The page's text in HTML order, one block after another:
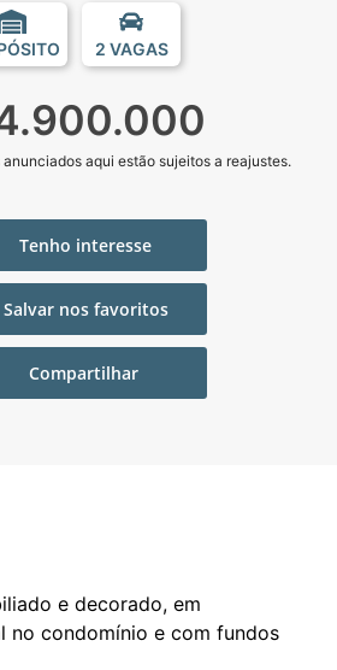
2 VAGAS
aqui estão sujeitos a reajustes.
Tenho interesse
Salvar nos favoritos
Compartilhar
e decorado, em
no condomínio e com fundos